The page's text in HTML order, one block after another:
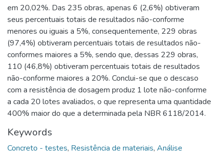
em 20,02%. Das 235 obras, apenas 6 (2,6%) obtiveram
seus percentuais totais de resultados não-conforme
menores ou iguais a 5%, consequentemente, 229 obras
(97,4%) obtiveram percentuais totais de resultados não-
conformes maiores a 5%, sendo que, dessas 229 obras,
110 (46,8%) obtiveram percentuais totais de resultados
não-conforme maiores a 20%. Conclui-se que o descaso
com a resistência de dosagem produz 1 lote não-conforme
a cada 20 lotes avaliados, o que representa uma quantidade
400% maior do que a determinada pela NBR 6118/2014.
Keywords
Concreto - testes, Resistência de materiais, Análise